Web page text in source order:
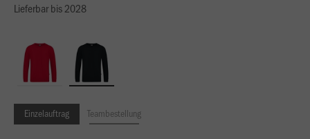
Lieferbar bis 2028
Einzelauftrag Teambestellung